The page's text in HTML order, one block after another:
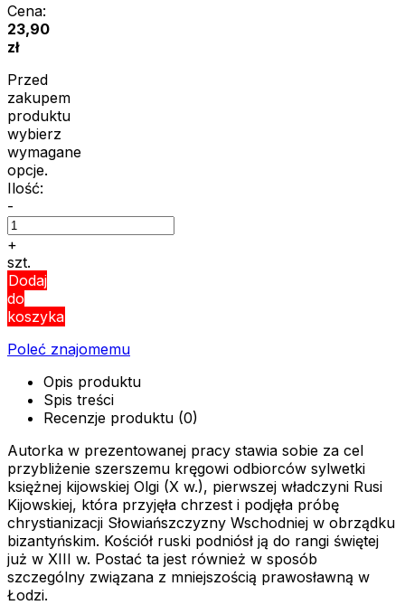
Cena:
23,90
zł
Przed
zakupem
produktu
wybierz
wymagane
opcje.
Ilość:
-
+
szt.
Dodaj
do
koszyka
Poleć znajomemu
Opis produktu
Spis treści
Recenzje produktu (0)
Autorka w prezentowanej pracy stawia sobie za cel
przybliżenie szerszemu kręgowi odbiorców sylwetki
księżnej kijowskiej Olgi (X w.), pierwszej władczyni Rusi
Kijowskiej, która przyjęła chrzest i podjęła próbę
chrystianizacji Słowiańszczyzny Wschodniej w obrządku
bizantyńskim. Kościół ruski podniósł ją do rangi świętej
już w XIII w. Postać ta jest również w sposób
szczególny związana z mniejszością prawosławną w
Łodzi.